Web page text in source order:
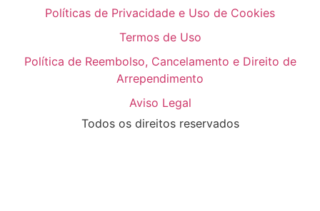
Políticas de Privacidade e Uso de Cookies
Termos de Uso
Política de Reembolso, Cancelamento e Direito de
Arrependimento
Aviso Legal
Todos os direitos reservados